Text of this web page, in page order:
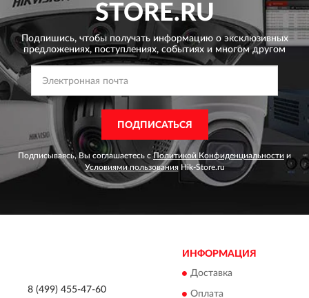
STORE.RU
Подпишись, чтобы получать информацию о эксклюзивных
предложениях, поступлениях, событиях и многом другом
ПОДПИСАТЬСЯ
Подписываясь, Вы соглашаетесь сПолитикой Конфиденциальности и
Условиями пользованияHik-Store.ru
8 (499) 455-47-60
ИНФОРМАЦИЯ
Доставка
Оплата